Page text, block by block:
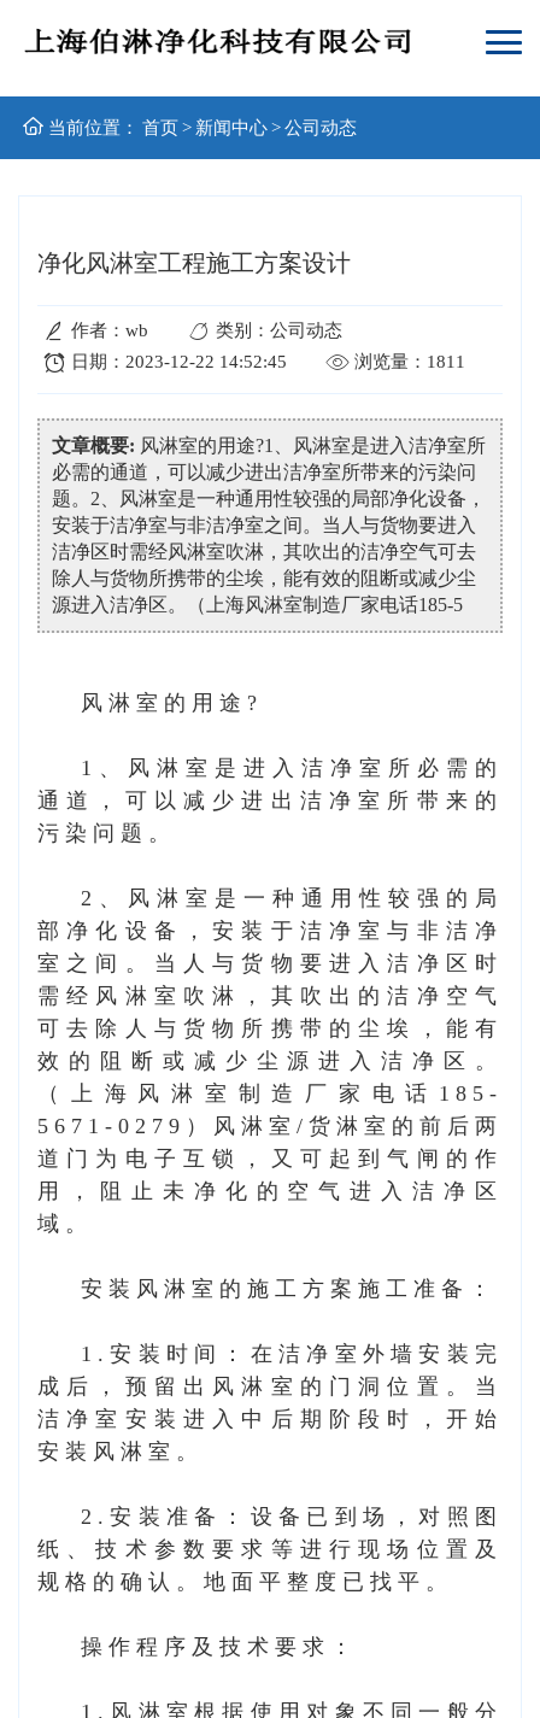
当前位置： 首页> 新闻中心>公司动态
净化风淋室工程施工方案设计
作者：wb
类别：公司动态
日期：2023-12-22 14:52:45
浏览量：1811
文章概要: 风淋室的用途?1、风淋室是进入洁净室所
必需的通道，可以减少进出洁净室所带来的污染问
题。2、风淋室是一种通用性较强的局部净化设备，
安装于洁净室与非洁净室之间。当人与货物要进入
洁净区时需经风淋室吹淋，其吹出的洁净空气可去
除人与货物所携带的尘埃，能有效的阻断或减少尘
源进入洁净区。（上海风淋室制造厂家电话185-5
风淋室的用途?
1、风淋室是进入洁净室所必需的
通道，可以减少进出洁净室所带来的
污染问题。
2、风淋室是一种通用性较强的局
部净化设备，安装于洁净室与非洁净
室之间。当人与货物要进入洁净区时
需经风淋室吹淋，其吹出的洁净空气
可去除人与货物所携带的尘埃，能有
效的阻断或减少尘源进入洁净区。
（上海风淋室制造厂家电话185-
5671-0279） 风淋室/货淋室的前后两
道门为电子互锁，又可起到气闸的作
用，阻止未净化的空气进入洁净区
域。
安装风淋室的施工方案施工准备：
1.安装时间：在洁净室外墙安装完
成后，预留出风淋室的门洞位置。当
洁净室安装进入中后期阶段时，开始
安装风淋室。
2.安装准备：设备已到场，对照图
纸、技术参数要求等进行现场位置及
规格的确认。地面平整度已找平。
操作程序及技术要求：
1.风淋室根据使用对象不同一般分